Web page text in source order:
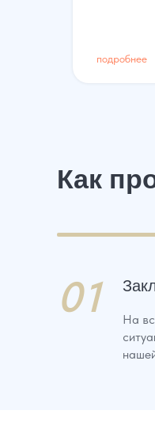
подробнее
Как
На
01